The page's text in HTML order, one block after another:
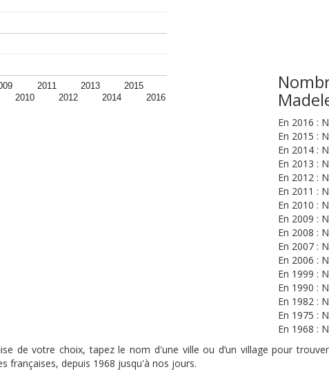
2010
2011
2012
2013
2014
2015
2016
En 2016 :
En 2015 :
En 2014 :
En 2013 :
En 2012 :
En 2011 :
En 2010 :
En 2009 :
En 2008 :
En 2007 :
En 2006 :
En 1999 :
En 1990 :
En 1982 :
En 1975 :
En 1968 :
de votre choix, tapez le nom d'une ville ou d’un village pour
françaises, depuis 1968 jusqu'à nos jours.